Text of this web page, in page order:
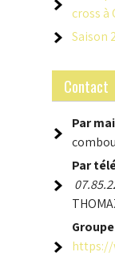
cross à
Saison
Contact
Par
Par
Groupe
https://